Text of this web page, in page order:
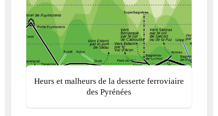
Heurs et malheurs de la desserte ferroviaire
des Pyrénées